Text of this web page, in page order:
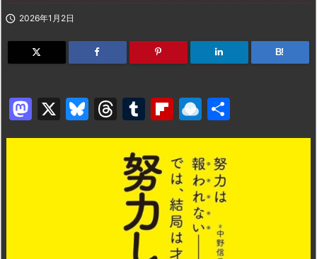
 2026年1月2日
B!
M
a
X
Bl
u
T
hr
e
a
d
s
T
u
m
bl
r
Fl
ip
b
o
ar
d
R
ai
n
dr
o
p.
io
有